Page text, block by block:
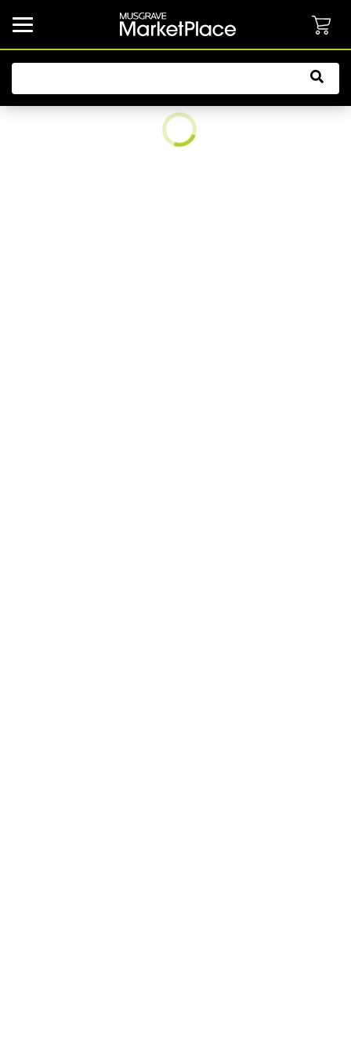
common.button.navbarCollapsed.text